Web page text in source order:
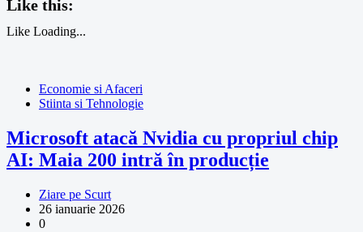
Like this:
Like Loading...
Economie si Afaceri
Stiinta si Tehnologie
Microsoft atacă Nvidia cu propriul chip
AI: Maia 200 intră în producție
Ziare pe Scurt
26 ianuarie 2026
0